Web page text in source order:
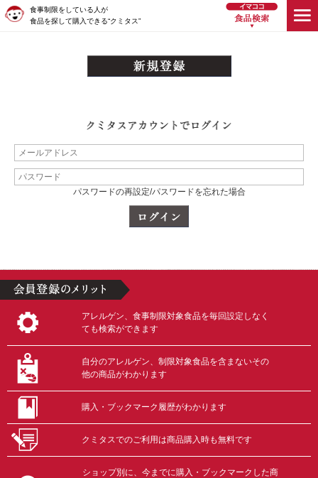
食事制限をしている人が
食品を探して購入できる“クミタス”
パスワードの再設定/パスワードを忘れた場合
アレルゲン、食事制限対象食品を毎回設定しなく
ても検索ができます
自分のアレルゲン、制限対象食品を含まないその
他の商品がわかります
購入・ブックマーク履歴がわかります
クミタスでのご利用は商品購入時も無料です
ショップ別に、今までに購入・ブックマークした商